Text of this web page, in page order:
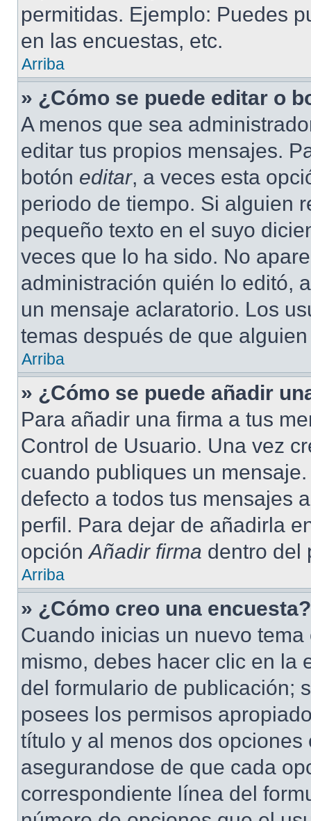
permitidas. Ejemplo: Puedes
en las encuestas, etc.
Arriba
» ¿Cómo se puede editar o
A menos que sea
editar tus propios mensajes.
botón editar, a veces esta
periodo de tiempo. Si alguien
pequeño texto en el suyo
veces que lo ha sido. No
administración quién lo editó,
un mensaje aclaratorio. Los
temas después de que
Arriba
» ¿Cómo se puede añadir
Para añadir una firma a tus
Control de Usuario. Una vez
cuando publiques un
defecto a todos tus mensajes
perfil. Para dejar de añadirla
opciónAñadir firma dentro del
Arriba
» ¿Cómo creo una encuesta?
Cuando inicias un nuevo
mismo, debes hacer clic en la
del formulario de publicación;
posees los permisos
título y al menos dos
asegurandose de que cada
correspondiente línea del